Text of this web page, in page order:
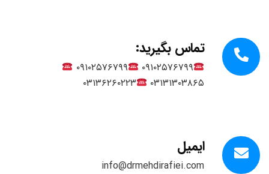
تماس بگیرید:
۰۹۱۰۲۵۷۶۷۹۹
۰۹۱۰۲۵۷۶۷۹۹
۰۳۱۳۱۳۰۳۸۶۵
۰۳۱۳۶۲۶۰۲۲۳
ایمیل
info@drmehdirafiei.com